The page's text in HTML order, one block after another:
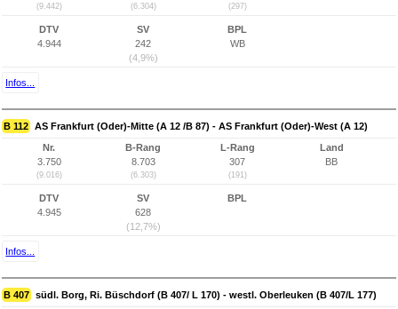
(9.442) (6.304) (297)
DTV
4.944
SV
242
(4,9%)
BPL
WB
Infos...
B 112 AS Frankfurt (Oder)-Mitte (A 12 /B 87) - AS Frankfurt (Oder)-West (A 12)
Nr.
3.750
(9.016)
B-Rang
8.703
(6.303)
L-Rang
307
(191)
Land
BB
DTV
4.945
SV
628
(12,7%)
BPL
Infos...
B 407 südl. Borg, Ri. Büschdorf (B 407/ L 170) - westl. Oberleuken (B 407/L 177)